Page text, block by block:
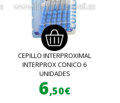
CEPILLO INTERPROXIMAL
INTERPROX CONICO 6
UNIDADES
6,50€